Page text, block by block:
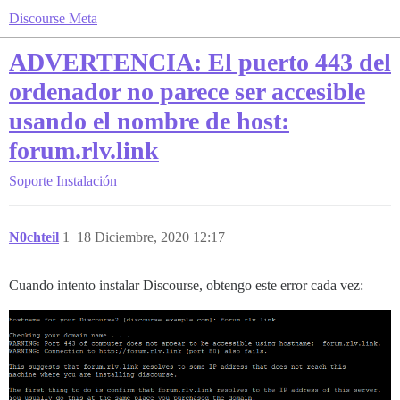
Discourse Meta
ADVERTENCIA: El puerto 443 del
ordenador no parece ser accesible
usando el nombre de host:
forum.rlv.link
Soporte Instalación
N0chteil 18 Diciembre, 2020 12:17
1
Cuando intento instalar Discourse, obtengo este error cada vez: